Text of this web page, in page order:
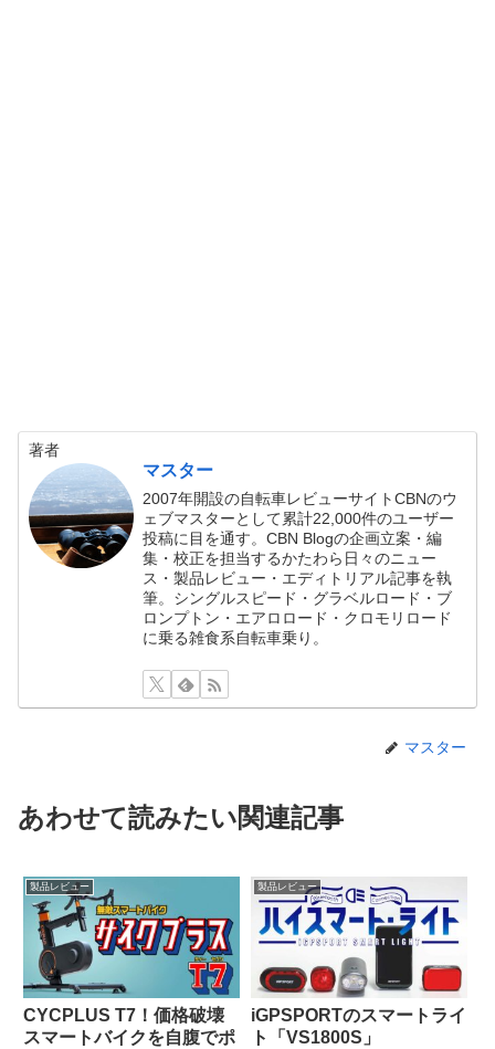
著者
マスター
2007年開設の自転車レビューサイトCBNのウ
ェブマスターとして累計22,000件のユーザー
投稿に目を通す。CBN Blogの企画立案・編
集・校正を担当するかたわら日々のニュー
ス・製品レビュー・エディトリアル記事を執
筆。シングルスピード・グラベルロード・ブ
ロンプトン・エアロロード・クロモリロード
に乗る雑食系自転車乗り。
マスター
あわせて読みたい関連記事
製品レビュー
CYCPLUS T7！価格破壊
スマートバイクを自腹でポ
製品レビュー
iGPSPORTのスマートライ
ト「VS1800S」